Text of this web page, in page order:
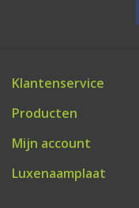
Klantenservice
Producten
Mijn account
Luxenaamplaat